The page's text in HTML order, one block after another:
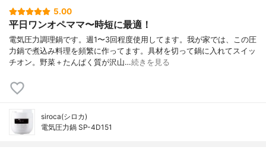
5.00
平日ワンオペママ〜時短に最適！
電気圧力調理鍋です。週1〜3回程度使用してます。我が家では、この圧
力鍋で煮込み料理を頻繁に作ってます。具材を切って鍋に入れてスイッ
チオン。野菜＋たんぱく質が沢山…続きを見る
siroca(シロカ)
電気圧力鍋 SP-4D151